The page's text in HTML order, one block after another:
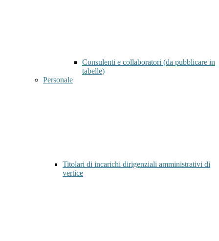
Consulenti e collaboratori (da pubblicare in
tabelle)
Personale
Titolari di incarichi dirigenziali amministrativi di
vertice